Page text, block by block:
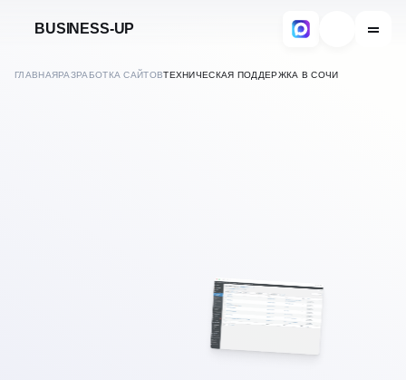
BUSINESS-UP
ГЛАВНАЯРАЗРАБОТКА САЙТОВТЕХНИЧЕСКАЯ ПОДДЕРЖКА В СОЧИ
ТЕХПОДДЕРЖКА